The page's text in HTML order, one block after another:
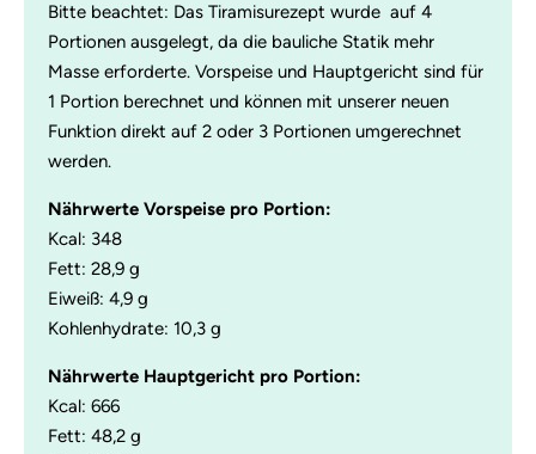
Bitte beachtet: Das Tiramisurezept wurde auf 4
Portionen ausgelegt, da die bauliche Statik mehr
Masse erforderte. Vorspeise und Hauptgericht sind für
1 Portion berechnet und können mit unserer neuen
Funktion direkt auf 2 oder 3 Portionen umgerechnet
werden.
Nährwerte Vorspeise pro Portion:
Kcal: 348
Fett: 28,9 g
Eiweiß: 4,9 g
Kohlenhydrate: 10,3 g
Nährwerte Hauptgericht pro Portion:
Kcal: 666
Fett: 48,2 g